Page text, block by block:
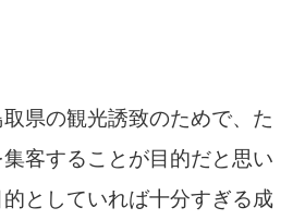
県の観光誘致のためで、た
客することが目的だと思い
としていれば十分すぎる成